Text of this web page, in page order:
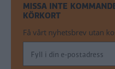
MISSA INTE
KÖRKORT
Få vårt nyhetsbrev utan